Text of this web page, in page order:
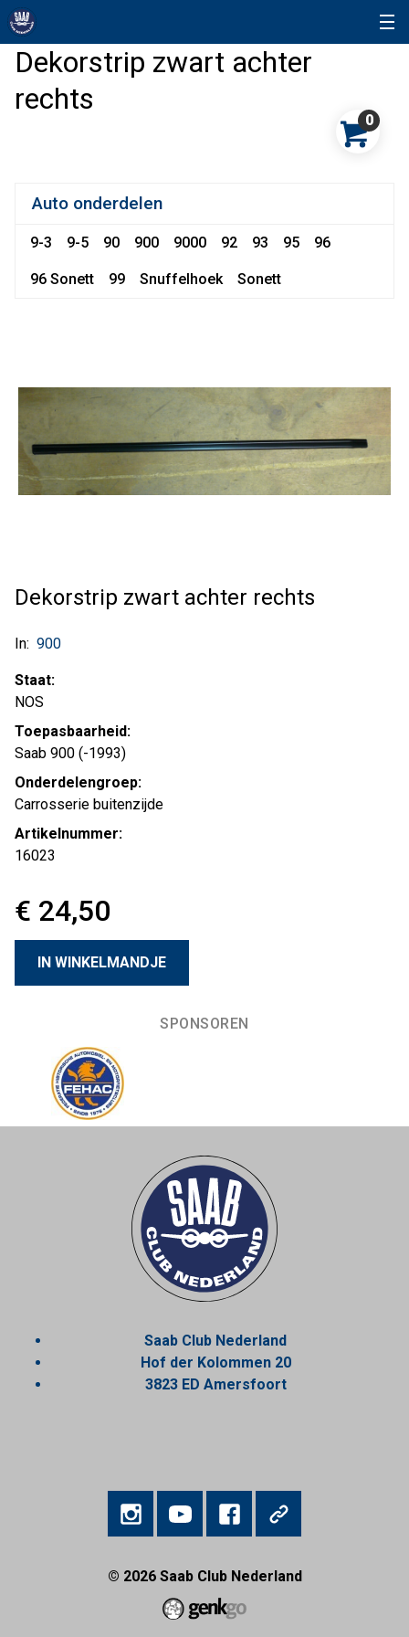
Dekorstrip zwart achter
rechts
0
Auto onderdelen
9-3 9-5 90 900 9000 92 93 95 96
96 Sonett 99 Snuffelhoek Sonett
Dekorstrip zwart achter rechts
In: 900
Staat:
NOS
Toepasbaarheid:
Saab 900 (-1993)
Onderdelengroep:
Carrosserie buitenzijde
Artikelnummer:
16023
€ 24,50
SPONSOREN
Saab Club Nederland
Hof der Kolommen 20
3823 ED Amersfoort
© 2026Saab Club Nederland